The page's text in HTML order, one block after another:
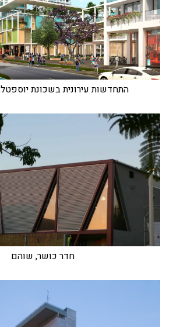
התחדשות עירונית בשכונת
חדר כושר, שוהם